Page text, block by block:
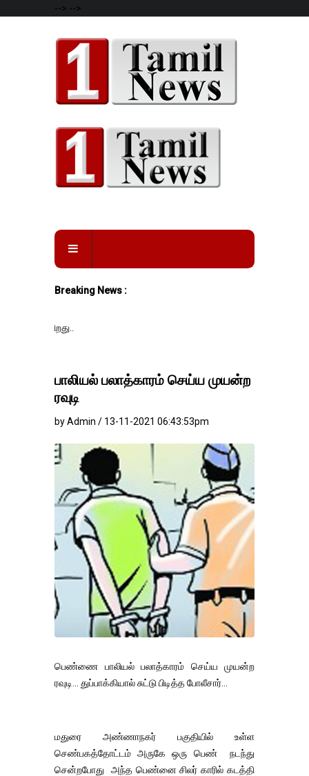
--> -->
Breaking News :
பாலியல் பலாத்காரம் செய்ய முயன்ற
ரவுடி
by Admin / 13-11-2021 06:43:53pm
பெண்ணை பாலியல் பலாத்காரம் செய்ய முயன்ற
ரவுடி... துப்பாக்கியால் சுட்டு பிடித்த போலீசார்...
மதுரை அண்ணாநகர் பகுதியில் உள்ள
செண்பகத்தோட்டம் அருகே ஒரு பெண் நடந்து
சென்றபோது அந்த பெண்னை சிலர் காரில் கடத்தி